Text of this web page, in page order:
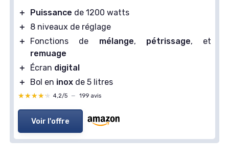
＋ Puissance de 1200 watts
＋
8 niveaux de réglage
＋
Fonctions de mélange, pétrissage, et
remuage
＋
Écran digital
＋
Bol en inox de 5 litres
★★★★★
★★★★★ 4,2/5 — 199 avis
Voir l'offre